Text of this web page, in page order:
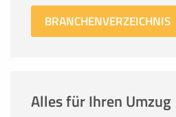
BRANCHENVERZEICHNIS
Alles für Ihren Umzug